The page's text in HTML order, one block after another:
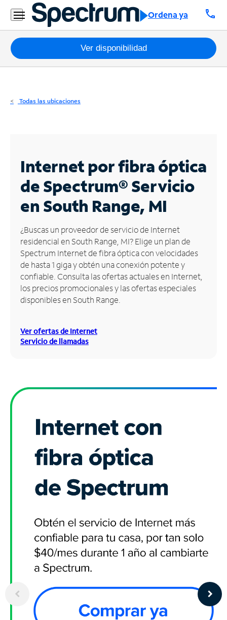
Ordena ya call
Residencial
Business
Paquetes
Internet
Business
Contáctanos
Inglés
Administrar
cuenta
Encuentra
una
tienda
Ver disponibilidad
Todas las ubicaciones
Internet por fibra óptica
de Spectrum®Servicio
en South Range, MI
¿Buscas un proveedor de servicio de Internet
residencial en South Range, MI? Elige un plan de
Spectrum Internet de fibra óptica con velocidades
de hasta 1 giga y obtén una conexión potente y
confiable. Consulta las ofertas actuales en Internet,
los precios promocionales y las ofertas especiales
disponibles en South Range.
Ver ofertas de Internet
Servicio de llamadas